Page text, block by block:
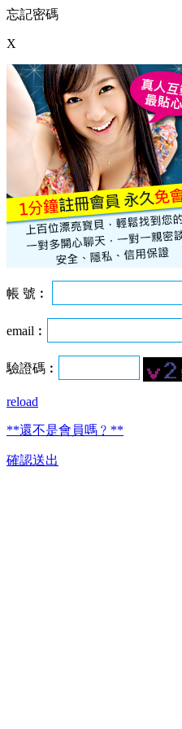
忘記密碼
X
帳 號︰
email︰
驗證碼︰
reload
**還不是會員嗎﹖**
確認送出